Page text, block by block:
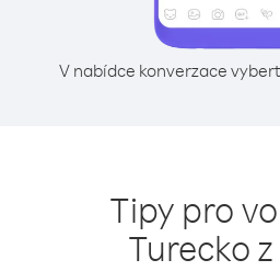
V nabídce konverzace
Tipy pro
Turecko